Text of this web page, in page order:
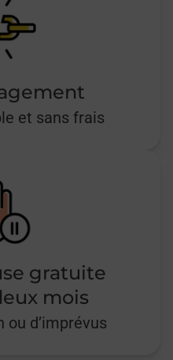
et sans frais
gratuite
mois
ou d’imprévus